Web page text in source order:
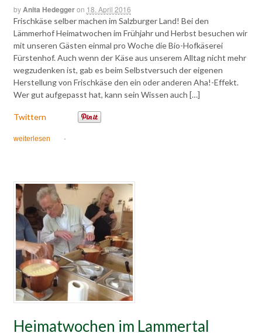
byAnita Hedeggeron 18. April 2016
Frischkäse selber machen im Salzburger Land! Bei den
Lämmerhof Heimatwochen im Frühjahr und Herbst besuchen wir
mit unseren Gästen einmal pro Woche die Bio-Hofkäserei
Fürstenhof. Auch wenn der Käse aus unserem Alltag nicht mehr
wegzudenken ist, gab es beim Selbstversuch der eigenen
Herstellung von Frischkäse den ein oder anderen Aha!-Effekt.
Wer gut aufgepasst hat, kann sein Wissen auch […]
Twittern
weiterlesen ·
Heimatwochen im Lammertal